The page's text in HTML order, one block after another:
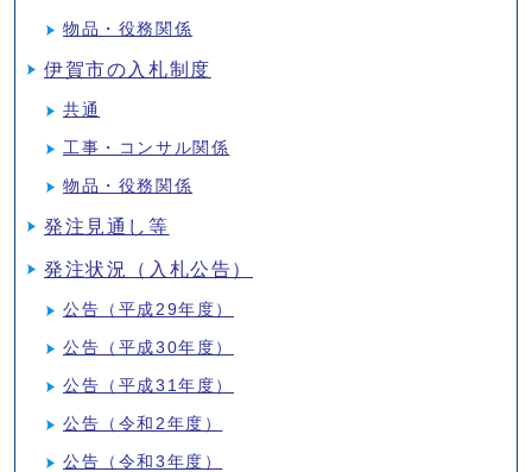
物品・役務関係
伊賀市の入札制度
共通
工事・コンサル関係
物品・役務関係
発注見通し等
発注状況（入札公告）
公告（平成29年度）
公告（平成30年度）
公告（平成31年度）
公告（令和2年度）
公告（令和3年度）